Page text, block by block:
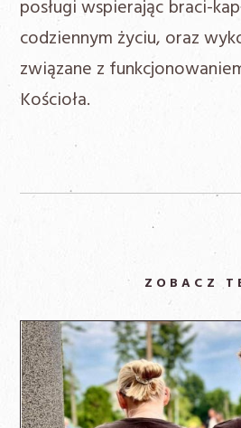
posługi wspierając braci-
codziennym życiu, oraz
związane z
Kościoła.
ZOBACZ